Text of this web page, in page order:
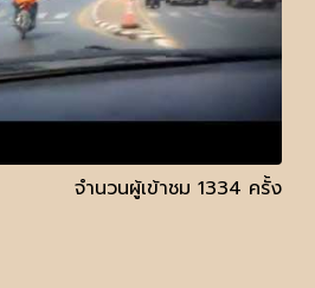
จำนวนผู้เข้าชม 1334 ครั้ง